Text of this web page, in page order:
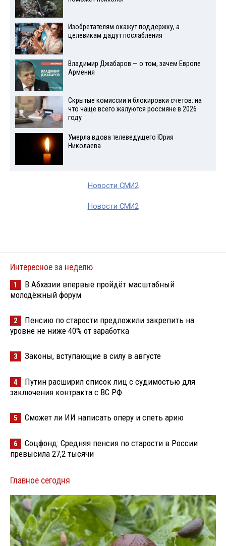
Изобретателям окажут поддержку, а
целевикам дадут послабления
Владимир Джабаров — о том, зачем Европе
Армения
Скрытые комиссии и блокировки счетов: на
что чаще всего жалуются россияне в 2026
году
Умерла вдова телеведущего Юрия
Николаева
Новости СМИ2
Новости СМИ2
Интересное за неделю
1
В Абхазии впервые пройдёт масштабный
молодёжный форум
2
Пенсию по старости предложили закрепить на
уровне не ниже 40% от заработка
3 Законы, вступающие в силу в августе
4
Путин расширил список лиц с судимостью для
заключения контракта с ВС РФ
5 Сможет ли ИИ написать оперу и спеть арию
6
Соцфонд: Средняя пенсия по старости в России
превысила 27,2 тысячи
Главное сегодня